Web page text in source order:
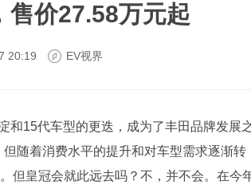
售价27.58万元起
20:19 EV视界
和15代车型的更迭，成为了丰田品牌发展
随着消费水平的提升和对车型需求逐渐转
但皇冠会就此远去吗？不，并不会。在今